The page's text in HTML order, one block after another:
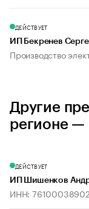
ДЕЙСТВУЕТ
ИП Бекренев
Производство
Другие
регионе —
ДЕЙСТВУЕТ
ИП Шишенков
ИНН: